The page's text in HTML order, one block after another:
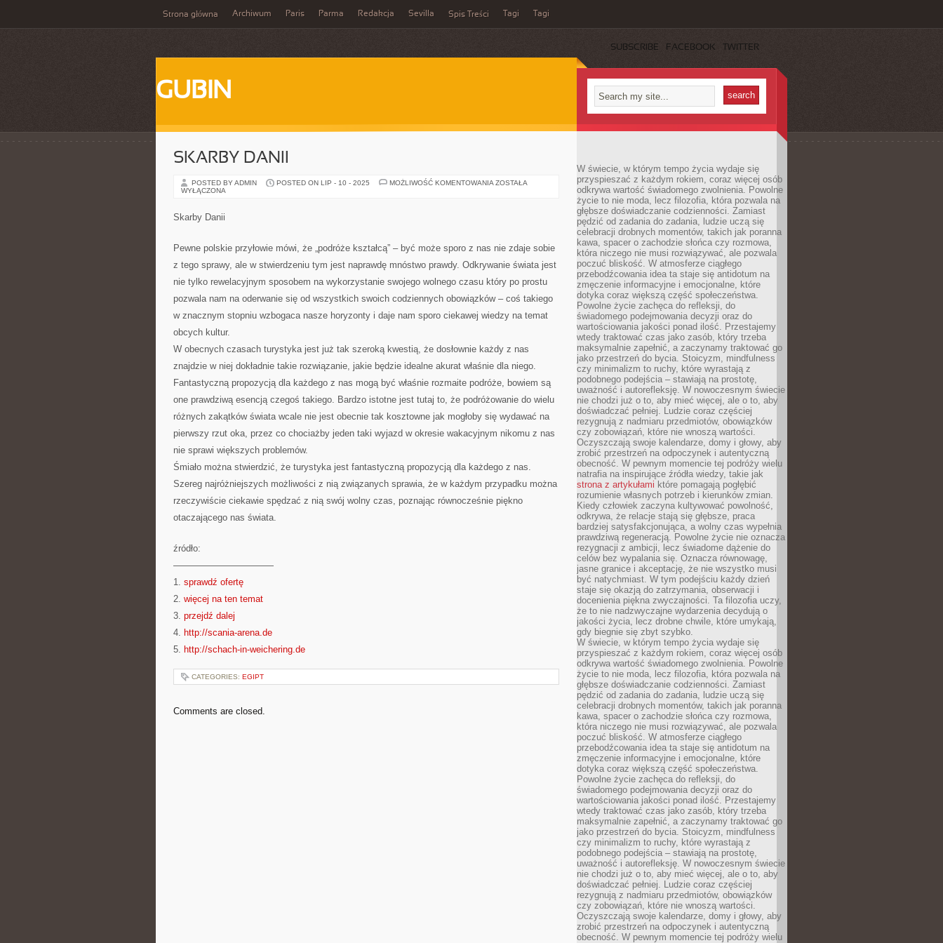
Strona główna Archiwum Paris Parma Redakcja Sevilla Spis Treści Tagi Tagi
SUBSCRIBE FACEBOOK TWITTER
GUBIN
SKARBY DANII
POSTED BY ADMIN POSTED ON LIP - 10 - 2025 MOŻLIWOŚĆ KOMENTOWANIA SKARBY
ZOSTAŁA
WYŁĄCZONA
Skarby Danii
Pewne polskie przyłowie mówi, że „podróże kształcą” – być może sporo z nas nie zdaje sobie
z tego sprawy, ale w stwierdzeniu tym jest naprawdę mnóstwo prawdy. Odkrywanie świata jest
nie tylko rewelacyjnym sposobem na wykorzystanie swojego wolnego czasu który po prostu
pozwala nam na oderwanie się od wszystkich swoich codziennych obowiązków – coś takiego
w znacznym stopniu wzbogaca nasze horyzonty i daje nam sporo ciekawej wiedzy na temat
obcych kultur.
W obecnych czasach turystyka jest już tak szeroką kwestią, że dosłownie każdy z nas
znajdzie w niej dokładnie takie rozwiązanie, jakie będzie idealne akurat właśnie dla niego.
Fantastyczną propozycją dla każdego z nas mogą być właśnie rozmaite podróże, bowiem są
one prawdziwą esencją czegoś takiego. Bardzo istotne jest tutaj to, że podróżowanie do wielu
różnych zakątków świata wcale nie jest obecnie tak kosztowne jak mogłoby się wydawać na
pierwszy rzut oka, przez co chociażby jeden taki wyjazd w okresie wakacyjnym nikomu z nas
nie sprawi większych problemów.
Śmiało można stwierdzić, że turystyka jest fantastyczną propozycją dla każdego z nas.
Szereg najróżniejszych możliwości z nią związanych sprawia, że w każdym przypadku można
rzeczywiście ciekawie spędzać z nią swój wolny czas, poznając równocześnie piękno
otaczającego nas świata.
źródło:
———————————
1. sprawdź ofertę
2. więcej na ten temat
3. przejdź dalej
4. http://scania-arena.de
5. http://schach-in-weichering.de
CATEGORIES: EGIPT
Comments are closed.
W świecie, w którym tempo życia wydaje się
przyspieszać z każdym rokiem, coraz więcej osób
odkrywa wartość świadomego zwolnienia. Powolne
życie to nie moda, lecz filozofia, która pozwala na
głębsze doświadczanie codzienności. Zamiast
pędzić od zadania do zadania, ludzie uczą się
celebracji drobnych momentów, takich jak poranna
kawa, spacer o zachodzie słońca czy rozmowa,
która niczego nie musi rozwiązywać, ale pozwala
poczuć bliskość. W atmosferze ciągłego
przebodźcowania idea ta staje się antidotum na
zmęczenie informacyjne i emocjonalne, które
dotyka coraz większą część społeczeństwa.
Powolne życie zachęca do refleksji, do
świadomego podejmowania decyzji oraz do
wartościowania jakości ponad ilość. Przestajemy
wtedy traktować czas jako zasób, który trzeba
maksymalnie zapełnić, a zaczynamy traktować go
jako przestrzeń do bycia. Stoicyzm, mindfulness
czy minimalizm to ruchy, które wyrastają z
podobnego podejścia – stawiają na prostotę,
uważność i autorefleksję. W nowoczesnym świecie
nie chodzi już o to, aby mieć więcej, ale o to, aby
doświadczać pełniej. Ludzie coraz częściej
rezygnują z nadmiaru przedmiotów, obowiązków
czy zobowiązań, które nie wnoszą wartości.
Oczyszczają swoje kalendarze, domy i głowy, aby
zrobić przestrzeń na odpoczynek i autentyczną
obecność. W pewnym momencie tej podróży wielu
natrafia na inspirujące źródła wiedzy, takie jak
strona z artykułami które pomagają pogłębić
rozumienie własnych potrzeb i kierunków zmian.
Kiedy człowiek zaczyna kultywować powolność,
odkrywa, że relacje stają się głębsze, praca
bardziej satysfakcjonująca, a wolny czas wypełnia
prawdziwą regeneracją. Powolne życie nie oznacza
rezygnacji z ambicji, lecz świadome dążenie do
celów bez wypalania się. Oznacza równowagę,
jasne granice i akceptację, że nie wszystko musi
być natychmiast. W tym podejściu każdy dzień
staje się okazją do zatrzymania, obserwacji i
docenienia piękna zwyczajności. Ta filozofia uczy,
że to nie nadzwyczajne wydarzenia decydują o
jakości życia, lecz drobne chwile, które umykają,
gdy biegnie się zbyt szybko.
W świecie, w którym tempo życia wydaje się
przyspieszać z każdym rokiem, coraz więcej osób
odkrywa wartość świadomego zwolnienia. Powolne
życie to nie moda, lecz filozofia, która pozwala na
głębsze doświadczanie codzienności. Zamiast
pędzić od zadania do zadania, ludzie uczą się
celebracji drobnych momentów, takich jak poranna
kawa, spacer o zachodzie słońca czy rozmowa,
która niczego nie musi rozwiązywać, ale pozwala
poczuć bliskość. W atmosferze ciągłego
przebodźcowania idea ta staje się antidotum na
zmęczenie informacyjne i emocjonalne, które
dotyka coraz większą część społeczeństwa.
Powolne życie zachęca do refleksji, do
świadomego podejmowania decyzji oraz do
wartościowania jakości ponad ilość. Przestajemy
wtedy traktować czas jako zasób, który trzeba
maksymalnie zapełnić, a zaczynamy traktować go
jako przestrzeń do bycia. Stoicyzm, mindfulness
czy minimalizm to ruchy, które wyrastają z
podobnego podejścia – stawiają na prostotę,
uważność i autorefleksję. W nowoczesnym świecie
nie chodzi już o to, aby mieć więcej, ale o to, aby
doświadczać pełniej. Ludzie coraz częściej
rezygnują z nadmiaru przedmiotów, obowiązków
czy zobowiązań, które nie wnoszą wartości.
Oczyszczają swoje kalendarze, domy i głowy, aby
zrobić przestrzeń na odpoczynek i autentyczną
obecność. W pewnym momencie tej podróży wielu